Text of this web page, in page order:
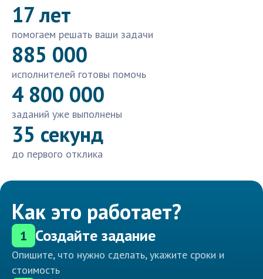
17 лет
помогаем решать ваши задачи
885 000
исполнителей готовы помочь
4 800 000
заданий уже выполнены
35 секунд
до первого отклика
Как это работает?
1 Создайте задание
Опишите, что нужно сделать, укажите сроки и
стоимость